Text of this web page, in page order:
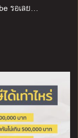
รอเลย…